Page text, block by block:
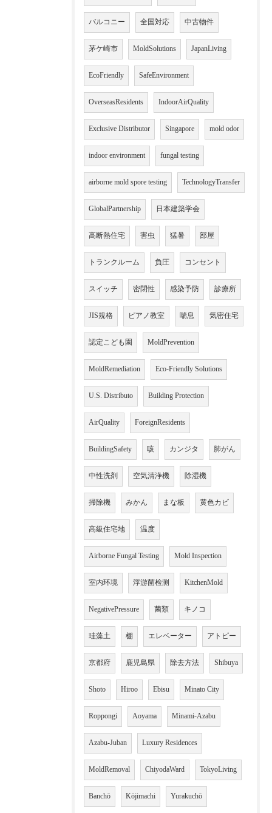
バルコニー 全国対応 中古物件
茅ケ崎市 MoldSolutions JapanLiving
EcoFriendly SafeEnvironment
OverseasResidents IndoorAirQuality
Exclusive Distributor Singapore mold odor
indoor environment fungal testing
airborne mold spore testing TechnologyTransfer
GlobalPartnership 日本建築学会
高断熱住宅 害虫 猛暑 部屋
トランクルーム 負圧 コンセント
スイッチ 密閉性 感染予防 診療所
JIS規格 ピアノ教室 喘息 気密住宅
認定こども園 MoldPrevention
MoldRemediation Eco-Friendly Solutions
U.S. Distributo Building Protection
AirQuality ForeignResidents
BuildingSafety 咳 カンジタ 肺がん
中性洗剤 空気清浄機 除湿機
掃除機 みかん まな板 黄色カビ
高級住宅地 温度
Airborne Fungal Testing Mold Inspection
室内环境 浮游菌检测 KitchenMold
NegativePressure 菌類 キノコ
珪藻土 棚 エレベーター アトピー
京都府 鹿児島県 除去方法 Shibuya
Shoto Hiroo Ebisu Minato City
Roppongi Aoyama Minami-Azabu
Azabu-Juban Luxury Residences
MoldRemoval ChiyodaWard TokyoLiving
Banchō Kōjimachi Yurakuchō